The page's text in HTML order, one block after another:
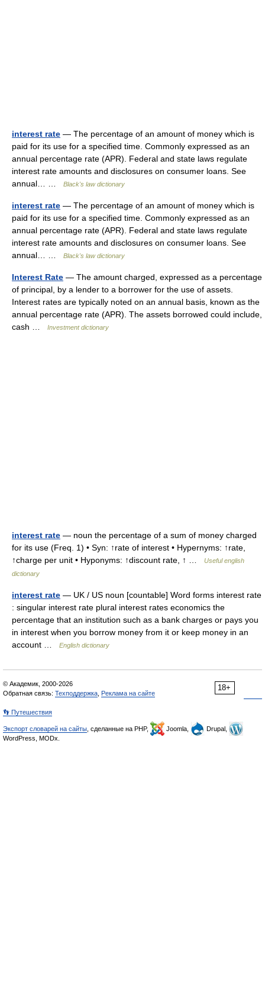
interest rate — The percentage of an amount of money which is
paid for its use for a specified time. Commonly expressed as an
annual percentage rate (APR). Federal and state laws regulate
interest rate amounts and disclosures on consumer loans. See
annual… …
Black's law dictionary
interest rate — The percentage of an amount of money which is
paid for its use for a specified time. Commonly expressed as an
annual percentage rate (APR). Federal and state laws regulate
interest rate amounts and disclosures on consumer loans. See
annual… …
Black's law dictionary
Interest Rate — The amount charged, expressed as a percentage
of principal, by a lender to a borrower for the use of assets.
Interest rates are typically noted on an annual basis, known as the
annual percentage rate (APR). The assets borrowed could include,
cash …
Investment dictionary
interest rate — noun the percentage of a sum of money charged
for its use (Freq. 1) • Syn: ↑rate of interest • Hypernyms: ↑rate,
↑charge per unit • Hyponyms: ↑discount rate, ↑ …
Useful english
dictionary
interest rate — UK / US noun [countable] Word forms interest rate
: singular interest rate plural interest rates economics the
percentage that an institution such as a bank charges or pays you
in interest when you borrow money from it or keep money in an
account …
English dictionary
18+
© Академик, 2000-2026
Обратная связь: Техподдержка Реклама на сайте
👣 Путешествия
Экспорт словарей на сайты , сделанные на PHP, Joomla,
Drupal,
WordPress, MODx.